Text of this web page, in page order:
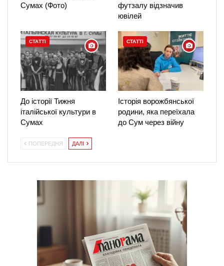
Сумах (Фото)
футзалу відзначив
ювілей
СТАТТІ
До історії Тижня
італійської культури в
Сумах
СТАТТІ
Історія ворожбянської
родини, яка переїхала
до Сум через війну
ПОПЕРЕДНЯ ДАЛІ